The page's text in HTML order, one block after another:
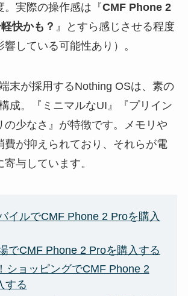
。実際の操作感は『CMF Phone 2
快かも？ 』とすら感じさせる程度
響している可能性あり）。
末が採用するNothing OSは、素の
成。『ミニマルなUI』『プリイン
の少なさ』が特徴です。メモリや
費が抑えられており、それらが電
与しています。
イルでCMF Phone 2 Proを購入
でCMF Phone 2 Proを購入する
ショッピングでCMF Phone 2
する